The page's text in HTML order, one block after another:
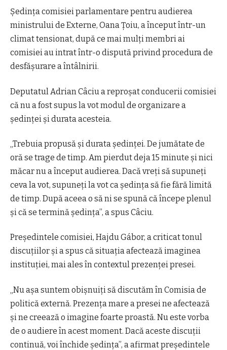
Ședința comisiei parlamentare pentru audierea
ministrului de Externe, Oana Țoiu, a început într-un
climat tensionat, după ce mai mulți membri ai
comisiei au intrat într-o dispută privind procedura de
desfășurare a întâlnirii.
Deputatul Adrian Câciu a reproșat conducerii comisiei
că nu a fost supus la vot modul de organizare a
ședinței și durata acesteia.
„Trebuia propusă și durata ședinței. De jumătate de
oră se trage de timp. Am pierdut deja 15 minute și nici
măcar nu a început audierea. Dacă vreți să supuneți
ceva la vot, supuneți la vot ca ședința să fie fără limită
de timp. După aceea o să ni se spună că începe plenul
și că se termină ședința”, a spus Câciu.
Președintele comisiei, Hajdu Gábor, a criticat tonul
discuțiilor și a spus că situația afectează imaginea
instituției, mai ales în contextul prezenței presei.
„Nu așa suntem obișnuiți să discutăm în Comisia de
politică externă. Prezența mare a presei ne afectează
și ne creează o imagine foarte proastă. Nu este vorba
de o audiere în acest moment. Dacă aceste discuții
continuă, voi închide ședința”, a afirmat președintele